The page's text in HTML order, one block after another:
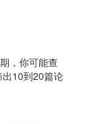
，你可能查
10到20篇论